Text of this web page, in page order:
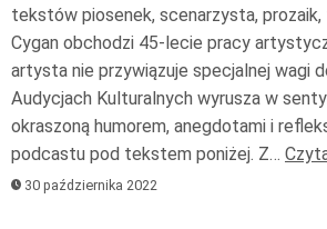
tekstów piosenek, scenarzysta,
Cygan obchodzi 45-lecie pracy
artysta nie przywiązuje specjalnej wagi
Audycjach Kulturalnych wyrusza w
okraszoną humorem, anegdotami i
podcastu pod tekstem poniżej. Z…
30 października 2022